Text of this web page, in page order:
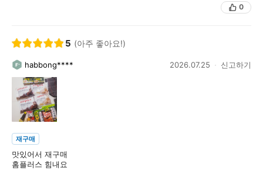
0
5 (아주 좋아요!)
habbong**** 2026.07.25 신고하기
재구매
맛있어서 재구매
홈플러스 힘내요